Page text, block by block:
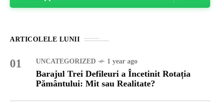
ARTICOLELE LUNII
01 UNCATEGORIZED 1 year ago
Barajul Trei Defileuri a Încetinit Rotația
Pământului: Mit sau Realitate?